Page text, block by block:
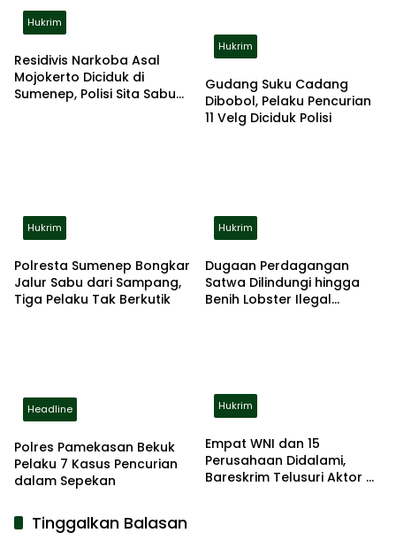
Hukrim
Residivis Narkoba Asal
Mojokerto Diciduk di
Sumenep, Polisi Sita Sabu
Hukrim
Gudang Suku Cadang
Dibobol, Pelaku Pencurian
11 Velg Diciduk Polisi
Hukrim
Polresta Sumenep Bongkar
Jalur Sabu dari Sampang,
Tiga Pelaku Tak Berkutik
Hukrim
Dugaan Perdagangan
Satwa Dilindungi hingga
Benih Lobster Ilegal
Headline
Polres Pamekasan Bekuk
Pelaku 7 Kasus Pencurian
dalam Sepekan
Hukrim
Empat WNI dan 15
Perusahaan Didalami,
Bareskrim Telusuri Aktor di
Tinggalkan Balasan